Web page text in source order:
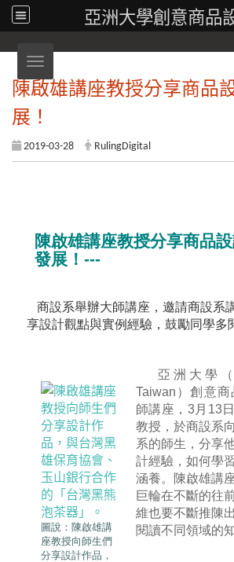
亞洲大學創意商品
Toggle navigation
陳啟雄講座教授分享商品
展！
2019-03-28 RulingDigital
陳啟雄講座教授分享商品
發展！---
商設系舉辦大師講座，邀請商設系
享設計觀點與實例經驗，鼓勵同學多
圖說：陳啟雄講
座教授向師生們
分享設計作品，
亞洲大學（
Taiwan）創意
師講座，3月13
教授，於商設系
系的師生，分享
計經驗，如何學
涵養。陳啟雄講
巨輪在不斷的往
維也要不斷推陳
閱讀不同領域的